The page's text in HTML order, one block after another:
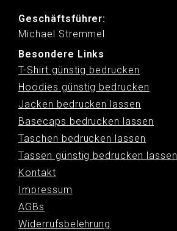
Geschäftsführer:
Michael Stremmel
Besondere Links
T-Shirt günstig bedrucken
Hoodies günstig bedrucken
Jacken bedrucken lassen
Basecaps bedrucken lassen
Taschen bedrucken lassen
Tassen günstig bedrucken lassen
Kontakt
Impressum
AGBs
Widerrufsbelehrung